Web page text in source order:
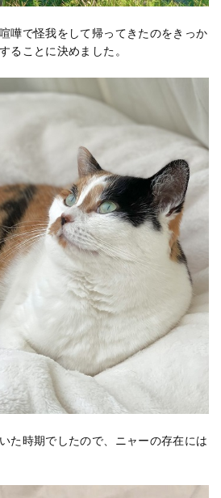
嘩で怪我をして帰ってきたのをきっか
ることに決めました。
た時期でしたので、ニャーの存在には